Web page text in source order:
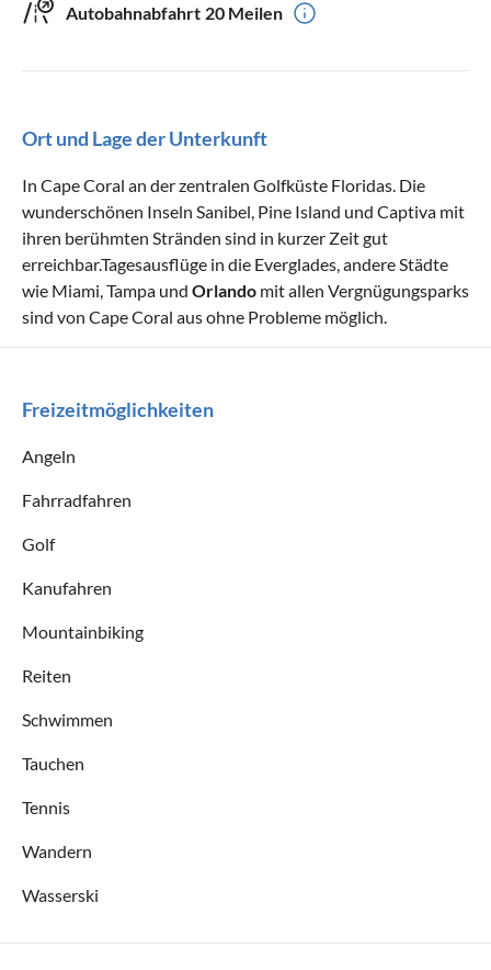
Autobahnabfahrt 20 Meilen
Ort und Lage der Unterkunft
In Cape Coral an der zentralen Golfküste Floridas. Die
wunderschönen Inseln Sanibel, Pine Island und Captiva mit
ihren berühmten Stränden sind in kurzer Zeit gut
erreichbar.Tagesausflüge in die Everglades, andere Städte
wie Miami, Tampa und Orlando mit allen Vergnügungsparks
sind von Cape Coral aus ohne Probleme möglich.
Freizeitmöglichkeiten
Angeln
Fahrradfahren
Golf
Kanufahren
Mountainbiking
Reiten
Schwimmen
Tauchen
Tennis
Wandern
Wasserski